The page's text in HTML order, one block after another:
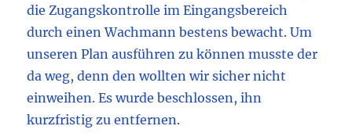
die Zugangskontrolle im Eingangsbereich
durch einen Wachmann bestens bewacht. Um
unseren Plan ausführen zu können musste der
da weg, denn den wollten wir sicher nicht
einweihen. Es wurde beschlossen, ihn
kurzfristig zu entfernen.